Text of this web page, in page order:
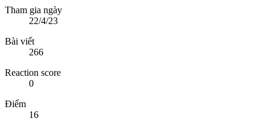
Tham gia ngày
22/4/23
Bài viết
266
Reaction score
0
Điểm
16